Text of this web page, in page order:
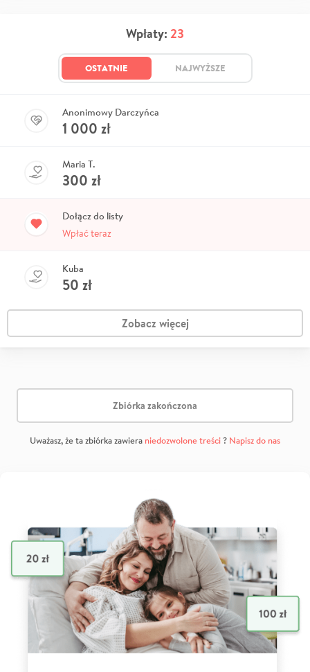
Wpłaty: 23
OSTATNIE NAJWYŻSZE
Anonimowy Darczyńca
1 000 zł
Maria T.
300 zł
Dołącz do listy
Wpłać teraz
Kuba
50 zł
Zobacz więcej
Zbiórka zakończona
Uważasz, że ta zbiórka zawiera niedozwolone treści? Napisz do nas